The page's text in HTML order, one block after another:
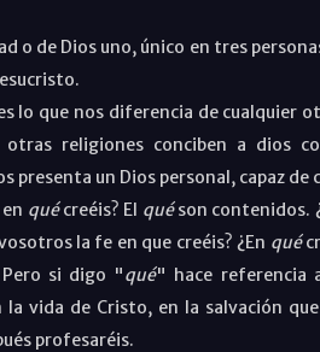
o de Dios uno, único en tres
lo que nos diferencia de cualquier
religiones conciben a dios
presenta un Dios personal, capaz de
quécreéis? El quéson contenidos.
la fe en que creéis? ¿En qué
si digo "qué" hace referencia
la vida de Cristo, en la salvación
profesaréis.